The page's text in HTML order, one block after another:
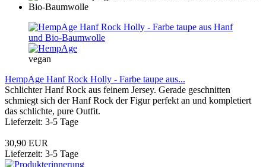
vegan
HempAge Hanf Rock Holly - Farbe taupe aus...
Schlichter Hanf Rock aus feinem Jersey. Gerade geschnitten
schmiegt sich der Hanf Rock der Figur perfekt an und kompletiert
das schlichte, pure Outfit.
Lieferzeit: 3-5 Tage
30,90 EUR
Lieferzeit: 3-5 Tage